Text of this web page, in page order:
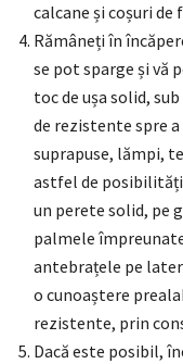
calcane și coșuri
Rămâneți în
se pot sparge și vă
toc de ușa solid,
de rezistente spre
suprapuse, lămpi,
astfel de
un perete solid, pe
palmele
antebrațele pe
o cunoaștere
rezistente, prin
Dacă este posibil,